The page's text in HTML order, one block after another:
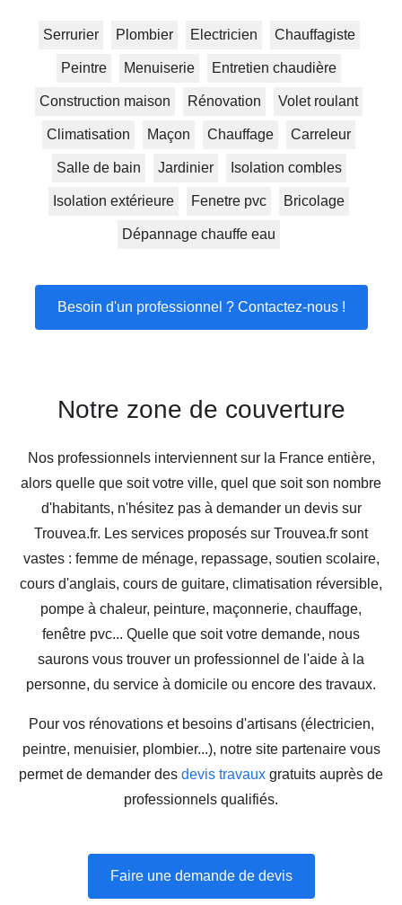
Serrurier Plombier Electricien Chauffagiste
Peintre Menuiserie Entretien chaudière
Construction maison Rénovation Volet roulant
Climatisation Maçon Chauffage Carreleur
Salle de bain Jardinier Isolation combles
Isolation extérieure Fenetre pvc Bricolage
Dépannage chauffe eau
Besoin d'un professionnel ? Contactez-nous !
Notre zone de couverture
Nos professionnels interviennent sur la France entière,
alors quelle que soit votre ville, quel que soit son nombre
d'habitants, n'hésitez pas à demander un devis sur
Trouvea.fr. Les services proposés sur Trouvea.fr sont
vastes : femme de ménage, repassage, soutien scolaire,
cours d'anglais, cours de guitare, climatisation réversible,
pompe à chaleur, peinture, maçonnerie, chauffage,
fenêtre pvc... Quelle que soit votre demande, nous
saurons vous trouver un professionnel de l'aide à la
personne, du service à domicile ou encore des travaux.
Pour vos rénovations et besoins d'artisans (électricien,
peintre, menuisier, plombier...), notre site partenaire vous
permet de demander des devis travaux gratuits auprès de
professionnels qualifiés.
Faire une demande de devis